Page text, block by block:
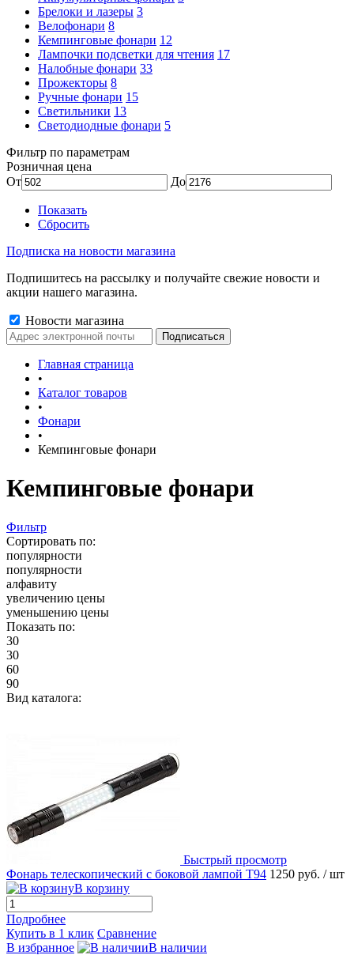
Брелоки и лазеры 3
Велофонари 8
Кемпинговые фонари 12
Лампочки подсветки для чтения 17
Налобные фонари 33
Прожекторы 8
Ручные фонари 15
Светильники 13
Светодиодные фонари 5
Фильтр по параметрам
Розничная цена
От
До
Показать
Сбросить
Подписка на новости магазина
Подпишитесь на рассылку и получайте свежие новости и
акции нашего магазина.
Новости магазина
Главная страница
•
Каталог товаров
•
Фонари
•
Кемпинговые фонари
Кемпинговые фонари
Фильтр
Сортировать по:
популярности
популярности
алфавиту
увеличению цены
уменьшению цены
Показать по:
30
30
60
90
Вид каталога:
Быстрый просмотр
Фонарь телескопический с боковой лампой T94 1250 руб. / шт
В корзину
Подробнее
Купить в 1 клик Сравнение
В избранное
В наличии